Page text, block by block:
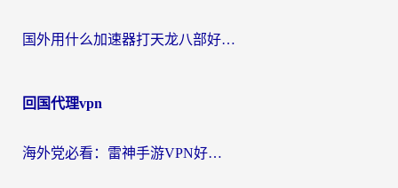
国外用什么加速器打天龙八部好？2026海外玩家国服游戏加速全攻略
回国代理vpn
海外党必看：雷神手游VPN好用吗？和天速回国VPN对比哪个回国效果更好？附实用加速器选择指南